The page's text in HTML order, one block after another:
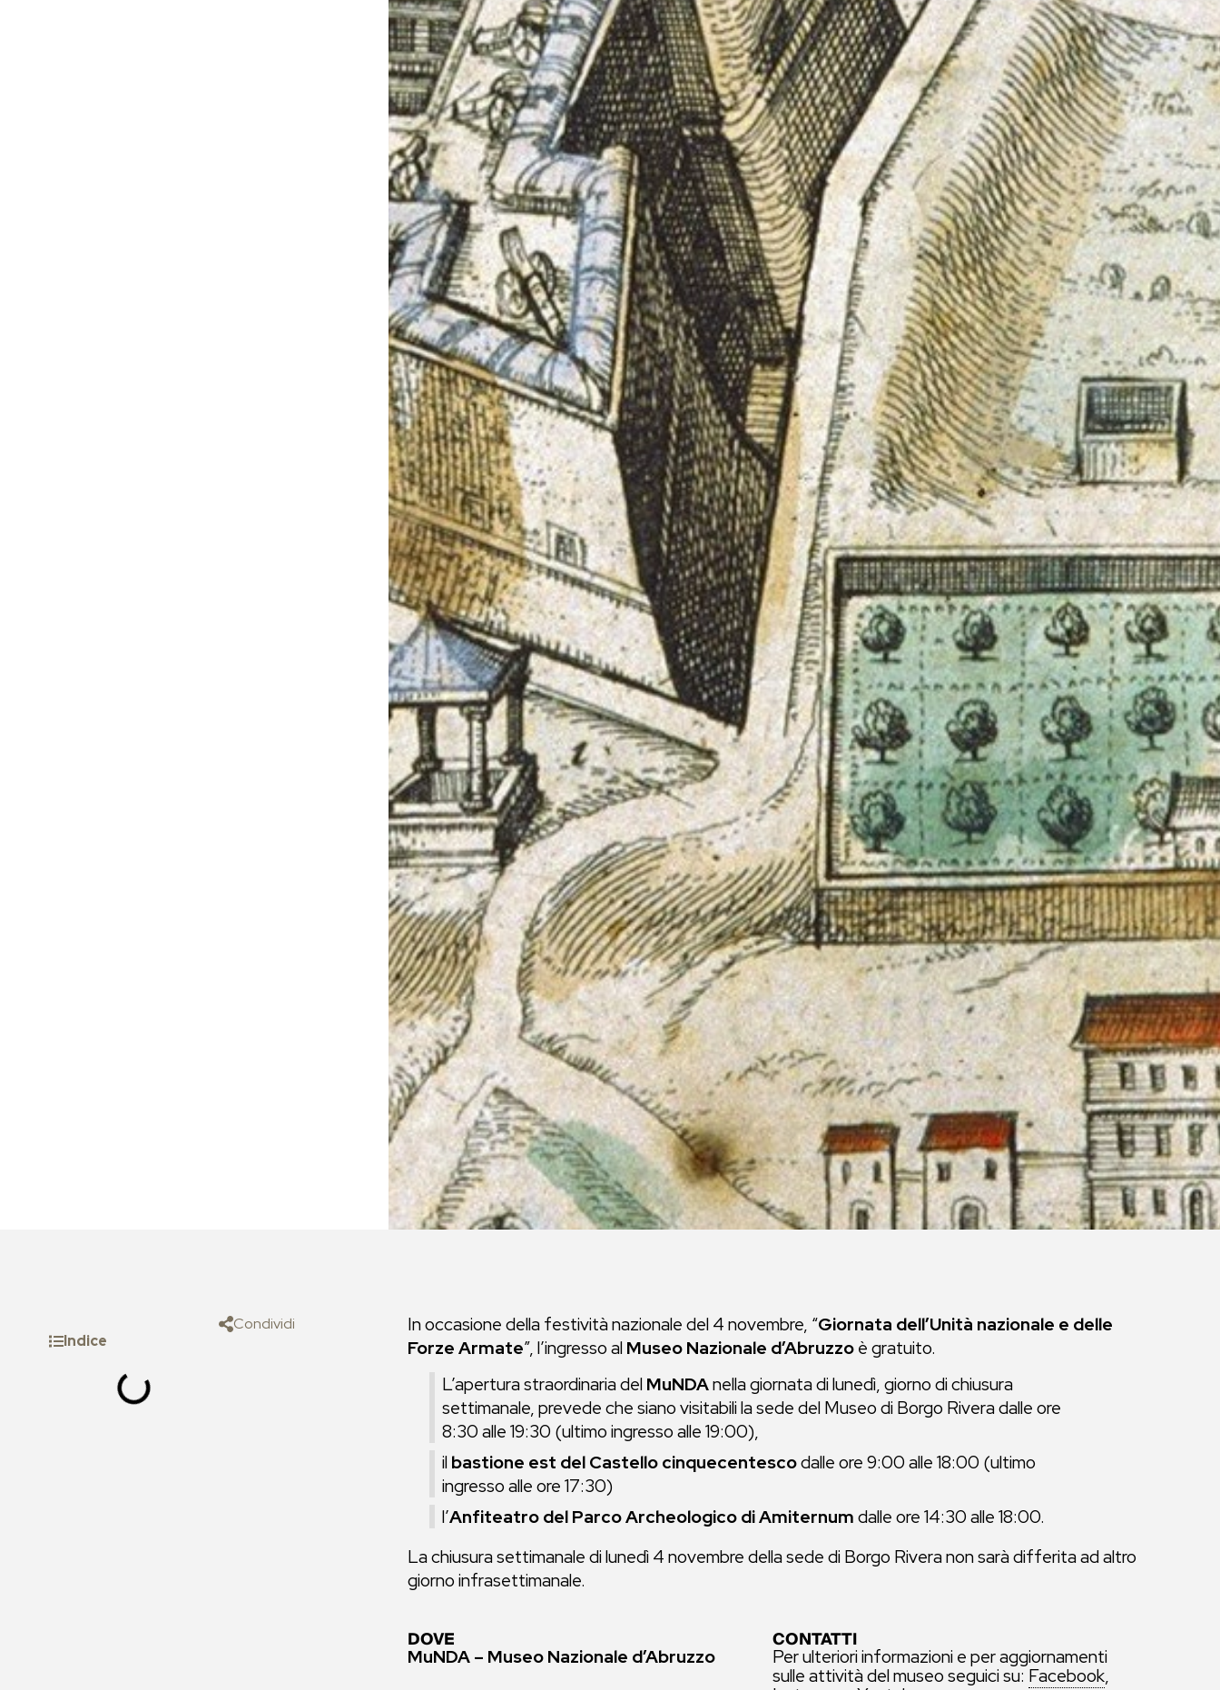
Indice
Condividi In occasione della festività nazionale del 4 novembre, “Giornata dell’Unità nazionale e delle
Forze Armate”, l’ingresso alMuseo Nazionale d’Abruzzoè gratuito.
L’apertura straordinaria delMuNDAnella giornata di lunedì, giorno di chiusura
settimanale, prevede che siano visitabili la sede del Museo di Borgo Rivera dalle ore
8:30 alle 19:30 (ultimo ingresso alle 19:00),
ilbastione est del Castello cinquecentescodalle ore 9:00 alle 18:00 (ultimo
ingresso alle ore 17:30)
l’Anfiteatro del Parco Archeologico di Amiternumdalle ore 14:30 alle 18:00.
La chiusura settimanale di lunedì 4 novembre della sede di Borgo Rivera non sarà differita ad altro
giorno infrasettimanale.
DOVE
MuNDA – Museo Nazionale d’Abruzzo
CONTATTI
Per ulteriori informazioni e per aggiornamenti
sulle attività del museo seguici su: Facebook,